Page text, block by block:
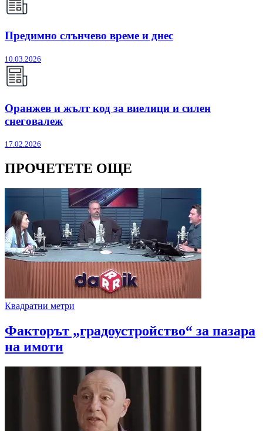
Предимно слънчево време и днес
10.03.2026
Оранжев и жълт код за виелици и силен
снеговалеж
17.02.2026
ПРОЧЕТЕТЕ ОЩЕ
Квадратни метри
Факторът „градоустройство“ за пазара
на имоти